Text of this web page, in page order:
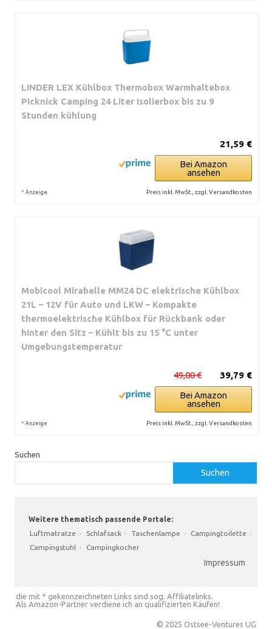
LINDER LEX Kühlbox Thermobox Warmhaltebox
Picknick Camping 24 Liter Isolierbox bis zu 9
Stunden kühlung
21,59 €
Bei Amazon
ansehen
* Anzeige Preis inkl. MwSt., zzgl. Versandkosten
Mobicool Mirabelle MM24 DC elektrische Kühlbox
21L – 12V für Auto und LKW – Kompakte
thermoelektrische Kühlbox für Rückbank oder
hinter den Sitz – Kühlt bis zu 15 °C unter
Umgebungstemperatur
39,79 €
49,00 €
Bei Amazon
ansehen
* Anzeige Preis inkl. MwSt., zzgl. Versandkosten
Suchen
Suchen
Weitere thematisch passende Portale:
Luftmatratze · Schlafsack · Taschenlampe · Campingtoilette ·
Campingstuhl · Campingkocher
Impressum
die mit * gekennzeichneten Links sind sog. Affiliatelinks.
Als Amazon-Partner verdiene ich an qualifizierten Käufen!
© 2025 Ostsee-Ventures UG